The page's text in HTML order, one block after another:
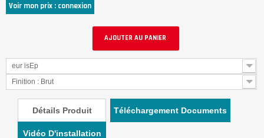
Voir mon prix : connexion
AJOUTER AU PANIER
eur isEp
Finition : Brut
Détails Produit Téléchargement Documents
Vidéo D'installation